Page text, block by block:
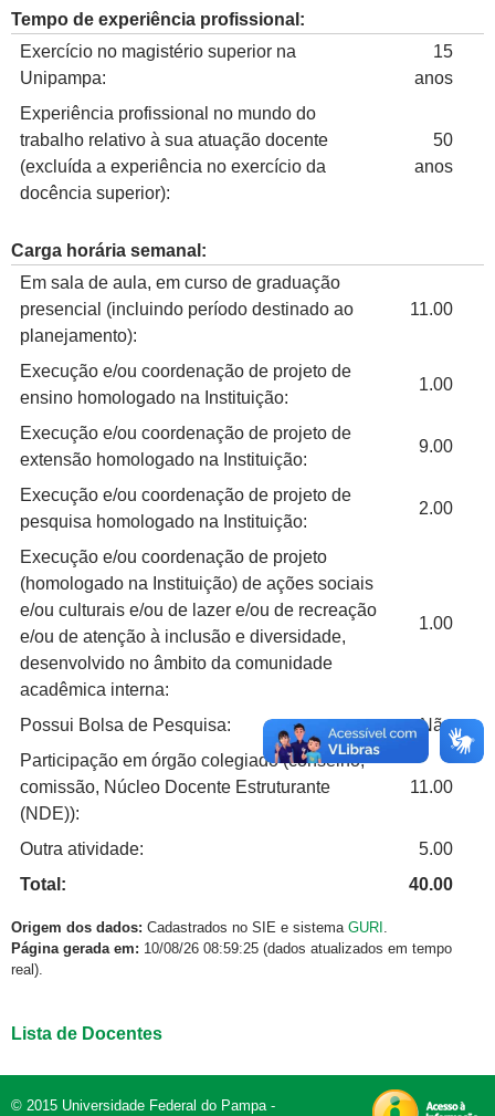
Tempo de experiência profissional:
Exercício no magistério superior na
Unipampa:
15
anos
Experiência profissional no mundo do
trabalho relativo à sua atuação docente
(excluída a experiência no exercício da
docência superior):
50
anos
Carga horária semanal:
Em sala de aula, em curso de graduação
presencial (incluindo período destinado ao
planejamento):
11.00
Execução e/ou coordenação de projeto de
ensino homologado na Instituição:
1.00
Execução e/ou coordenação de projeto de
extensão homologado na Instituição:
9.00
Execução e/ou coordenação de projeto de
pesquisa homologado na Instituição:
2.00
Execução e/ou coordenação de projeto
(homologado na Instituição) de ações sociais
e/ou culturais e/ou de lazer e/ou de recreação
e/ou de atenção à inclusão e diversidade,
desenvolvido no âmbito da comunidade
acadêmica interna:
1.00
Possui Bolsa de Pesquisa:
Não
Participação em órgão colegiado (conselho,
comissão, Núcleo Docente Estruturante
(NDE)):
11.00
Outra atividade:
5.00
Total:
40.00
Origem dos dados: Cadastrados no SIE e sistema GURI .
Página gerada em: 10/08/26 08:59:25 (dados atualizados em tempo
real).
Lista de Docentes
© 2015 Universidade Federal do Pampa -